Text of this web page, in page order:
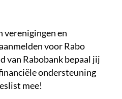
verenigingen en
voor Rabo
van Rabobank bepaal jij
ondersteuning
mee!